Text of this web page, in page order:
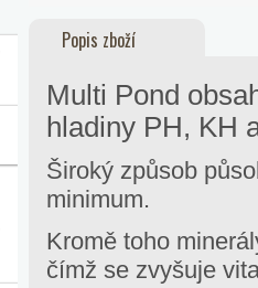
Popis zboží
Multi Pond
hladiny PH, KH
Široký způsob
minimum.
Kromě toho
čímž se zvyšuje